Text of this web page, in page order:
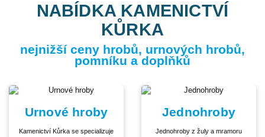
NABÍDKA KAMENICTVÍ
KŮRKA
nejnižší ceny hrobů, urnových hrobů,
pomníku a doplňků
Urnové hroby
Kamenictví Kůrka se specializuje
Jednohroby
Jednohroby z žuly a mramoru